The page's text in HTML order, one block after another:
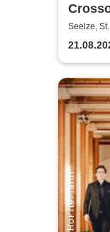
Seelze,